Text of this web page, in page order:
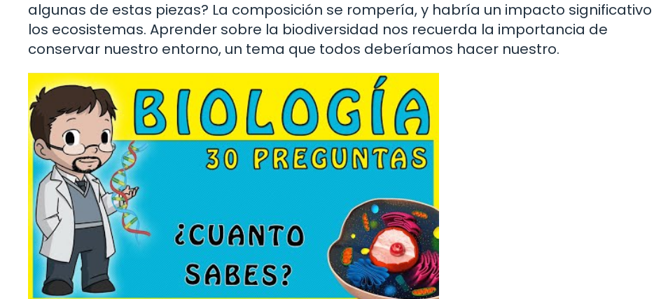
algunas de estas piezas? La composición se rompería, y habría un impacto
los ecosistemas. Aprender sobre la biodiversidad nos recuerda la importancia de
conservar nuestro entorno, un tema que todos deberíamos hacer nuestro.